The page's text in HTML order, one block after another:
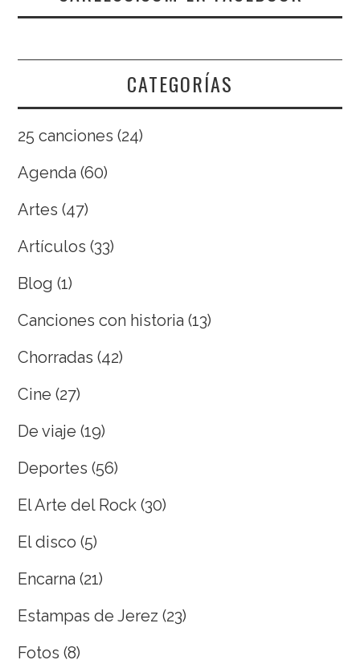
CATEGORÍAS
25 canciones (24)
Agenda (60)
Artes (47)
Artículos (33)
Blog (1)
Canciones con historia (13)
Chorradas (42)
Cine (27)
De viaje (19)
Deportes (56)
El Arte del Rock (30)
El disco (5)
Encarna (21)
Estampas de Jerez (23)
Fotos (8)